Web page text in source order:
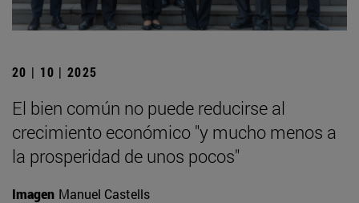
20 | 10 | 2025
El bien común no puede reducirse al
crecimiento económico "y mucho menos a
la prosperidad de unos pocos"
Imagen Manuel Castells